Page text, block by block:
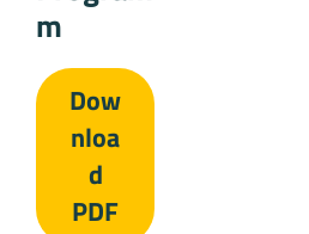
m
Dow
nloa
d
PDF